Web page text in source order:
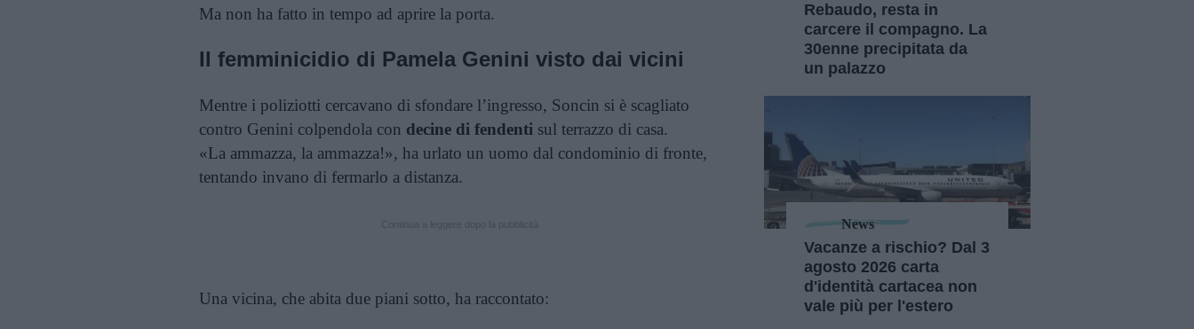
Ma non ha fatto in tempo ad aprire la porta.
Il femminicidio di Pamela Genini visto dai vicini
Mentre i poliziotti cercavano di sfondare l’ingresso, Soncin si è scagliato
contro Genini colpendola con decine di fendenti sul terrazzo di casa.
«La ammazza, la ammazza!», ha urlato un uomo dal condominio di fronte,
tentando invano di fermarlo a distanza.
Una vicina, che abita due piani sotto, ha raccontato:
Rebaudo, resta in
carcere il compagno. La
30enne precipitata da
un palazzo
News
Vacanze a rischio? Dal 3
agosto 2026 carta
d'identità cartacea non
vale più per l'estero